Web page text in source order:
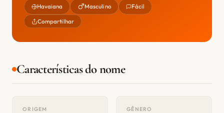
Havaiana Masculino Fácil
Compartilhar
Características do nome
ORIGEM GÊNERO